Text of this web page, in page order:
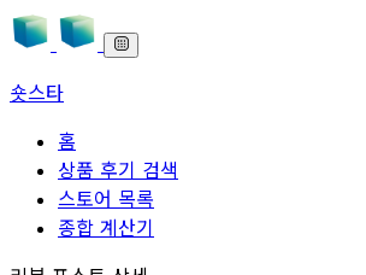
숏스타
홈
상품 후기 검색
스토어 목록
종합 계산기